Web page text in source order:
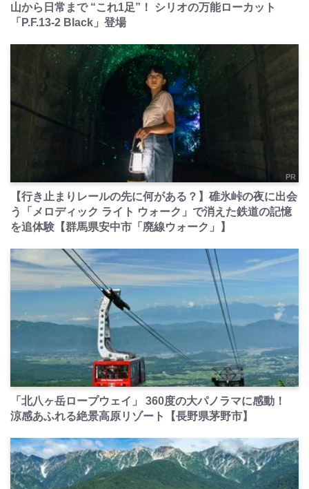
山から日常まで “これ1足”！ シリオの万能ローカット
「P.F.13-2 Black」登場
PR
【行き止まりレールの先に何がある？】碓氷峠の夜に出会
う「メロディック ライト ウォーク」で消えた鉄道の記憶
を追体験【群馬県安中市「廃線ウォーク」】
PR
「北八ヶ岳ロープウェイ」 360度の大パノラマに感動！
涼感あふれる絶景高原リゾート【長野県茅野市】